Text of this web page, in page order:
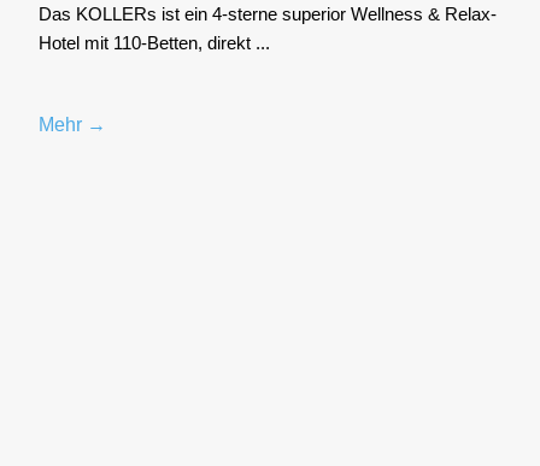
Das KOL­LERs ist ein 4‑sterne supe­ri­or Well­ness & Relax-
Hotel mit 110-Bet­ten, direkt ...
Mehr →